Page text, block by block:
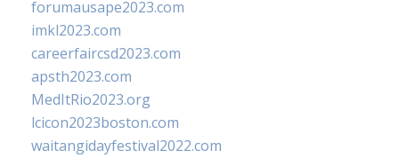
forumausape2023.com
imkl2023.com
careerfaircsd2023.com
apsth2023.com
MedItRio2023.org
lcicon2023boston.com
waitangidayfestival2022.com